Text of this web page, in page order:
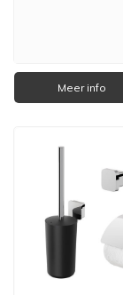
Meer info